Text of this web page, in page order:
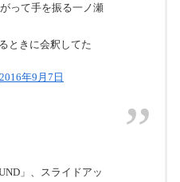
って手を振る一ノ瀬
ときに会釈してた
2016年9月7日
」、スライドアッ